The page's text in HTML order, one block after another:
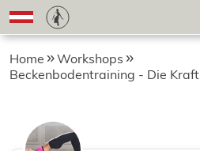
Home
Workshops
Beckenbodentraining - Die